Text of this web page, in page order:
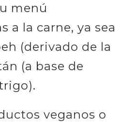
menú
a la carne, ya sea
(derivado de la
(a base de
veganos o